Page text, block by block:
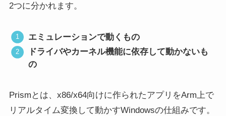
2つに分かれます。
エミュレーションで動くもの
ドライバやカーネル機能に依存して動かないも
の
Prismとは、x86/x64向けに作られたアプリをArm上で
リアルタイム変換して動かすWindowsの仕組みです。